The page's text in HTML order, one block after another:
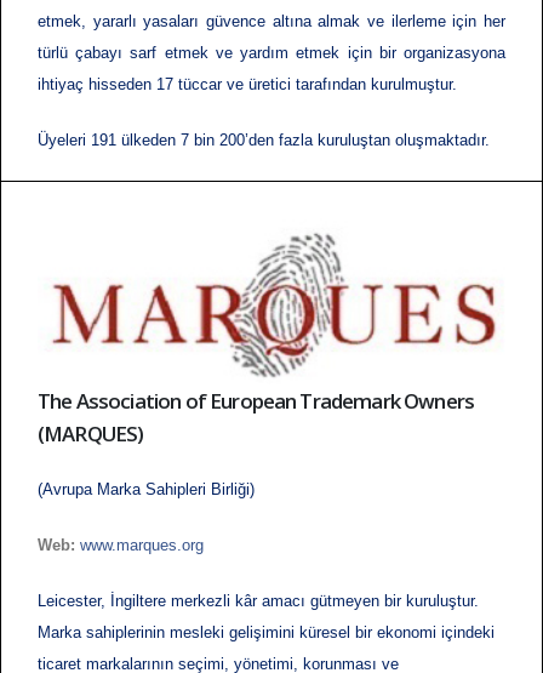
etmek, yararlı yasaları güvence altına almak ve ilerleme için her
türlü çabayı sarf etmek ve yardım etmek için bir organizasyona
ihtiyaç hisseden 17 tüccar ve üretici tarafından kurulmuştur.
Üyeleri 191 ülkeden 7 bin 200’den fazla kuruluştan oluşmaktadır.
The Association of European Trademark Owners
(MARQUES)
(Avrupa Marka Sahipleri Birliği)
Web: www.marques.org
Leicester, İngiltere merkezli kâr amacı gütmeyen bir kuruluştur.
Marka sahiplerinin mesleki gelişimini küresel bir ekonomi içindeki
ticaret markalarının seçimi, yönetimi, korunması ve